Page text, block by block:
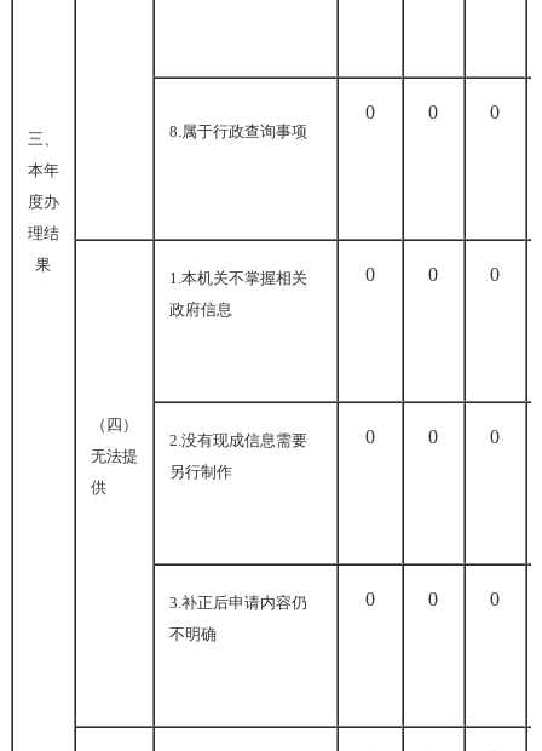
三、
本年
度办
理结
果
8.属于行政查询事项
0 0 0
（四）
无法提
供
1.本机关不掌握相关
政府信息
0 0 0
2.没有现成信息需要
另行制作
0 0 0
3.补正后申请内容仍
不明确
0 0 0